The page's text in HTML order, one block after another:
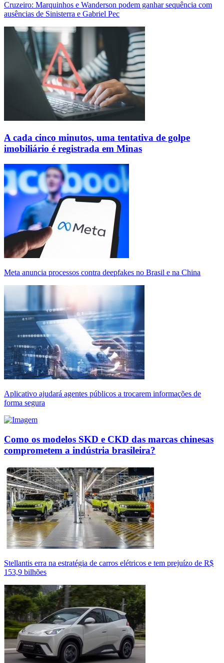
Cruzeiro: Marquinhos e Wanderson podem ganhar sequência com
ausências de Sinisterra e Gabriel Pec
A cada cinco minutos, uma tentativa de golpe
imobiliário é registrada em Minas
Meta anuncia processos contra deepfakes no Brasil e na China
Aplicativo ajudará agentes públicos a trocarem informações de
forma segura
Como os modelos SKD e CKD das marcas chinesas
comprometem a indústria brasileira?
Stellantis erra na estratégia de carros elétricos e tem prejuízo de R$
153,9 bilhões